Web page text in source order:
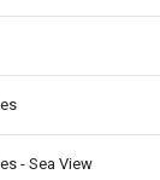
- Sea View